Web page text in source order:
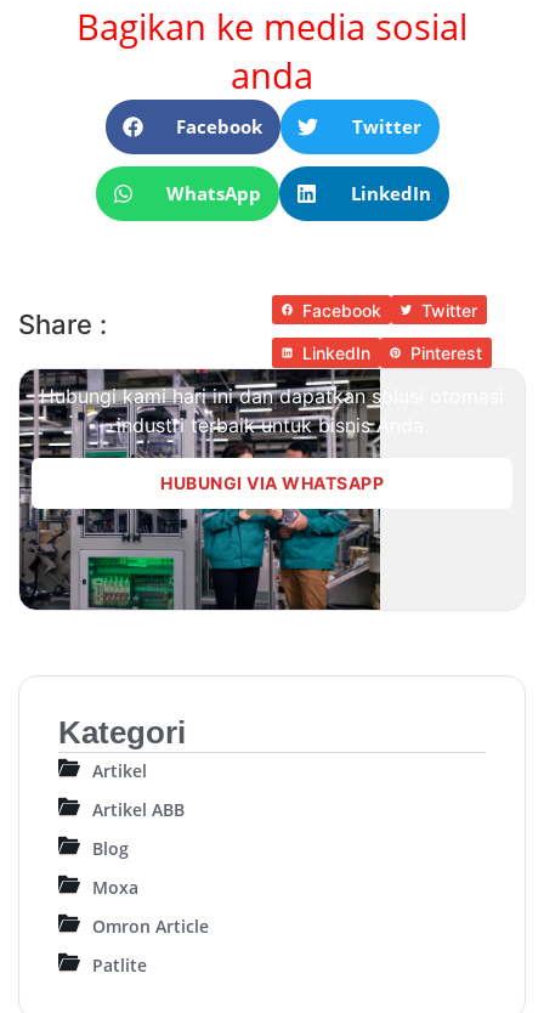
Bagikan ke media sosial
anda
Facebook Twitter
WhatsApp LinkedIn
Share : Facebook Twitter
LinkedIn Pinterest
Hubungi kami hari ini dan dapatkan solusi otomasi
industri terbaik untuk bisnis Anda.
HUBUNGI VIA WHATSAPP
Kategori
Artikel
Artikel ABB
Blog
Moxa
Omron Article
Patlite